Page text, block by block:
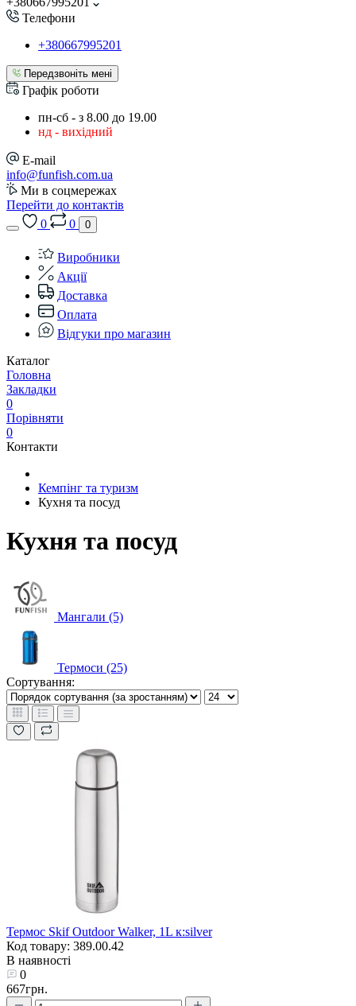
Телефони
+380667995201
Передзвоніть мені
Графік роботи
пн-сб - з 8.00 до 19.00
нд - вихідний
E-mail
info@funfish.com.ua
Ми в соцмережах
Перейти до контактів
0
0 0
Виробники
Акції
Доставка
Оплата
Відгуки про магазин
Каталог
Головна
Закладки
0
Порівняти
0
Контакти
Кемпінг та туризм
Кухня та посуд
Кухня та посуд
Мангали (5)
Термоси (25)
Сортування:
Термос Skif Outdoor Walker, 1L к:silver
Код товару: 389.00.42
В наявності
0
667грн.